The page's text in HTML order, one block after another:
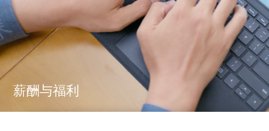
薪酬与福利